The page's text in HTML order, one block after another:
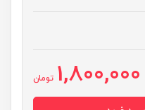
1,800,000 تومان